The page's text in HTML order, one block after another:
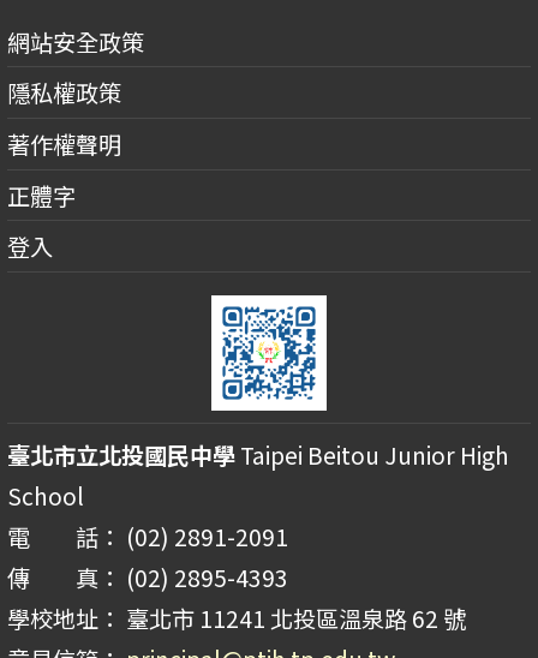
網站安全政策
隱私權政策
著作權聲明
正體字
登入
臺北市立北投國民中學Taipei Beitou Junior High
School
電 話： (02) 2891-2091
傳 真： (02) 2895-4393
學校地址： 臺北市 11241 北投區溫泉路 62 號